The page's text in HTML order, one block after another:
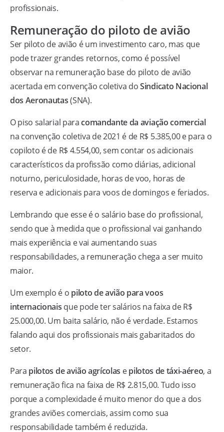
profissionais.
Remuneração do piloto de avião
Ser piloto de avião é um investimento caro, mas que
pode trazer grandes retornos, como é possível
observar na remuneração base do piloto de avião
acertada em convenção coletiva doSindicato Nacional
dos Aeronautas(SNA).
O piso salarial paracomandante da aviação comercial
na convenção coletiva de 2021 é de R$ 5.385,00 e para o
copiloto é de R$ 4.554,00, sem contar os adicionais
característicos da profissão como diárias, adicional
noturno, periculosidade, horas de voo, horas de
reserva e adicionais para voos de domingos e feriados.
Lembrando que esse é o salário base do profissional,
sendo que à medida que o profissional vai ganhando
mais experiência e vai aumentando suas
responsabilidades, a remuneração chega a ser muito
maior.
Um exemplo é o piloto de avião para voos
internacionais que pode ter salários na faixa de R$
25.000,00. Um baita salário, não é verdade. Estamos
falando aqui dos profissionais mais gabaritados do
setor.
Para pilotos de avião agrícolas epilotos de táxi-aéreo, a
remuneração fica na faixa de R$ 2.815,00. Tudo isso
porque a complexidade é muito menor do que a dos
grandes aviões comerciais, assim como sua
responsabilidade também é reduzida.